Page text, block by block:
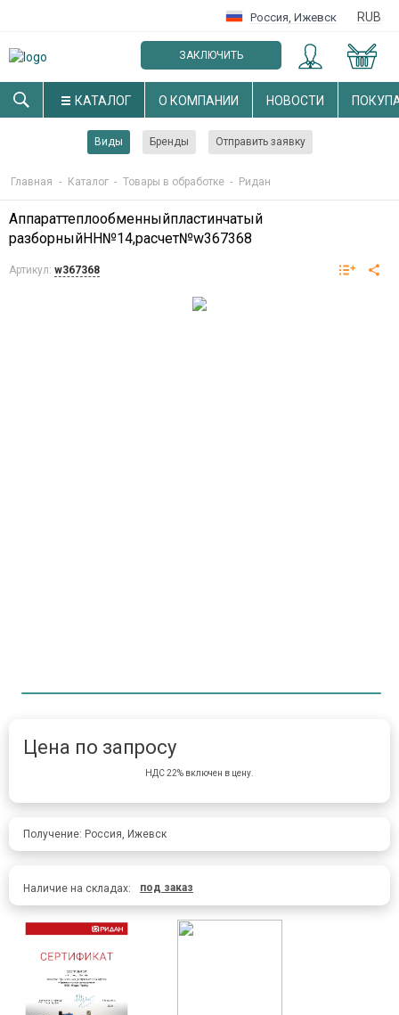
Россия, Ижевск RUB
ЗАКЛЮЧИТЬ
ОПТОВЫЙ ДОГОВОР
КАТАЛОГ О КОМПАНИИ НОВОСТИ
Виды Бренды Отправить заявку
Главная - Каталог - Товары в обработке - Ридан
Аппараттеплообменныйпластинчатый
разборныйНН№14,расчет№w367368
Артикул: w367368
Цена по запросу
НДС 22% включен в цену.
Получение: Россия, Ижевск
Наличие на складах: под заказ